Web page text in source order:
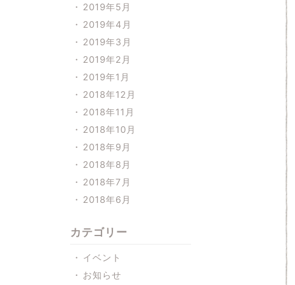
2019年5月
2019年4月
2019年3月
2019年2月
2019年1月
2018年12月
2018年11月
2018年10月
2018年9月
2018年8月
2018年7月
2018年6月
カテゴリー
イベント
お知らせ